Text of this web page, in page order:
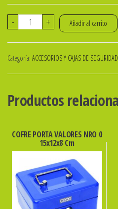
-
CAJA
CON
APERTURA
CON
Y
PARA
CERRADURA
35x25x25
+ Añadir al carrito
Categoría: ACCESORIOS Y CAJAS DE SEGURIDAD
Productos
COFRE PORTA VALORES NRO 0
15x12x8 Cm